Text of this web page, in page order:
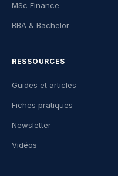
MSc Finance
BBA & Bachelor
RESSOURCES
Guides et articles
Fiches pratiques
Newsletter
Vidéos